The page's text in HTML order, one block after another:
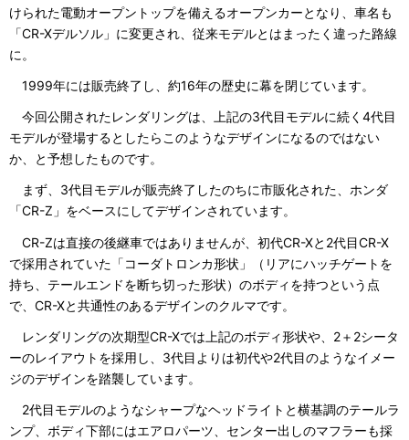
けられた電動オープントップを備えるオープンカーとなり、車名も
「CR-Xデルソル」に変更され、従来モデルとはまったく違った路線
に。
1999年には販売終了し、約16年の歴史に幕を閉じています。
今回公開されたレンダリングは、上記の3代目モデルに続く4代目
モデルが登場するとしたらこのようなデザインになるのではない
か、と予想したものです。
まず、3代目モデルが販売終了したのちに市販化された、ホンダ
「CR-Z」をベースにしてデザインされています。
CR-Zは直接の後継車ではありませんが、初代CR-Xと2代目CR-X
で採用されていた「コーダトロンカ形状」（リアにハッチゲートを
持ち、テールエンドを断ち切った形状）のボディを持つという点
で、CR-Xと共通性のあるデザインのクルマです。
レンダリングの次期型CR-Xでは上記のボディ形状や、2＋2シータ
ーのレイアウトを採用し、3代目よりは初代や2代目のようなイメー
ジのデザインを踏襲しています。
2代目モデルのようなシャープなヘッドライトと横基調のテールラ
ンプ、ボディ下部にはエアロパーツ、センター出しのマフラーも採